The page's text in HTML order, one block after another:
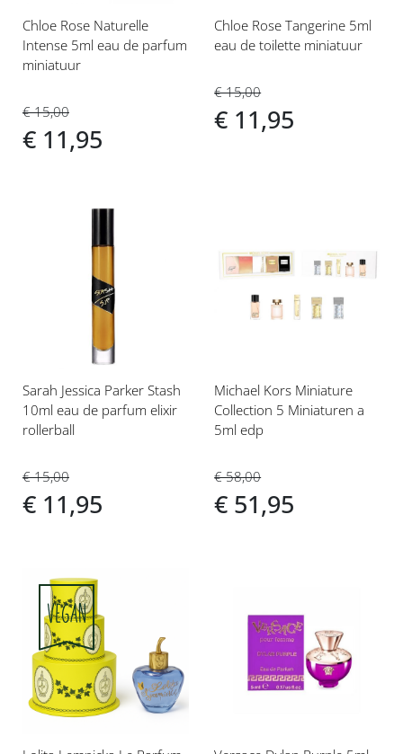
Chloe Rose Naturelle
Intense 5ml eau de parfum
miniatuur
€ 15,00
€ 11,95
Chloe Rose Tangerine 5ml
eau de toilette miniatuur
€ 15,00
€ 11,95
verlanglijst
Sarah Jessica Parker Stash
10ml eau de parfum elixir
rollerball
€ 15,00
€ 11,95
toe
verlanglijst
Michael Kors Miniature
Collection 5 Miniaturen a
5ml edp
€ 58,00
€ 51,95
Voeg
toe
aan
verlanglijst
toe
aan
verlanglijst